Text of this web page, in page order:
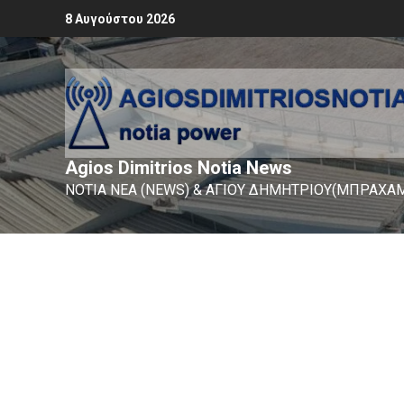
8 Αυγούστου 2026
Agios Dimitrios Notia News
ΝΟΤΙΑ ΝΕΑ (NEWS) & ΑΓΙΟΥ